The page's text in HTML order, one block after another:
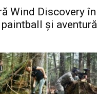
Wind Discovery în
și aventură